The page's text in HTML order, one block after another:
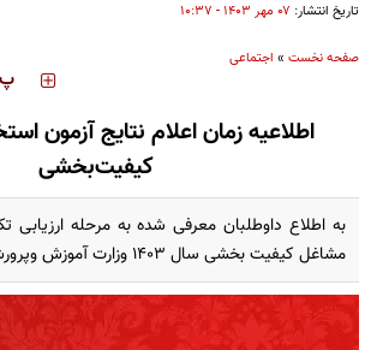
تاریخ انتشار: ۰۷ مهر ۱۴۰۳ - ۱۰:۳۷
صفحه نخست » اجتماعی
‍‍‍ پ
اطلاعیه زمان اعلام نتایج آزمون
کیفیت‌بخشی
به اطلاع داوطلبان معرفی شده به مرحله ارزیابی
مشاغل کیفیت بخشی سال ۱۴۰۳ وزارت آموزش وپرورش می رساند؛